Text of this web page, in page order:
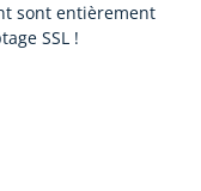
sont entièrement
SSL !